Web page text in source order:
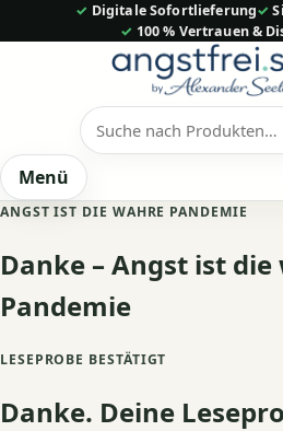
Inhalt
✓ Digitale Sofortlieferung
✓
✓ 100 % Vertrauen &
Produkte
suchen
Menü
ANGST IST DIE WAHRE PANDEMIE
Danke – Angst ist
Pandemie
LESEPROBE BESTÄTIGT
Danke. Deine